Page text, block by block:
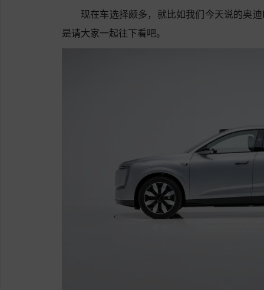
现在车选择颇多，就比如我们今天说的奥
是请大家一起往下看吧。